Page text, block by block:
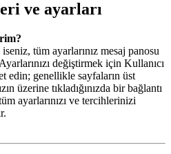
ve ayarları
tüm ayarlarınız mesaj panosu
değiştirmek için Kullanıcı
edin; genellikle sayfaların üst
üzerine tıkladığınızda bir bağlantı
ayarlarınızı ve tercihlerinizi